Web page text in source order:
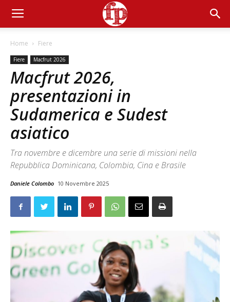
Home Fiere
Fiere Macfrut 2026
Macfrut 2026,
presentazioni in
Sudamerica e Sudest
asiatico
Tra novembre e dicembre una serie di missioni nella
Repubblica Dominicana, Colombia, Cina e Brasile
Daniele Colombo 10 Novembre 2025